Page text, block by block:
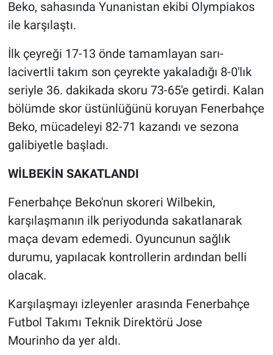
Beko, sahasında Yunanistan ekibi Olympiakos
ile karşılaştı.
İlk çeyreği 17-13 önde tamamlayan sarı-
lacivertli takım son çeyrekte yakaladığı 8-0'lık
seriyle 36. dakikada skoru 73-65'e getirdi. Kalan
bölümde skor üstünlüğünü koruyan Fenerbahçe
Beko, mücadeleyi 82-71 kazandı ve sezona
galibiyetle başladı.
WİLBEKİN SAKATLANDI
Fenerbahçe Beko'nun skoreri Wilbekin,
karşılaşmanın ilk periyodunda sakatlanarak
maça devam edemedi. Oyuncunun sağlık
durumu, yapılacak kontrollerin ardından belli
olacak.
Karşılaşmayı izleyenler arasında Fenerbahçe
Futbol Takımı Teknik Direktörü Jose
Mourinho da yer aldı.
Gündem Özel
Günün görüntüsü
Haber
İlan
Kimdir
Kültür Sanat
Ne demişti
Nedir
Popüler
Programlar